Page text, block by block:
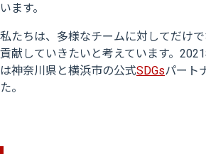
います。
私たちは、多様なチームに対してだけ
貢献していきたいと考えています。
は神奈川県と横浜市の公式SDGsパート
た。